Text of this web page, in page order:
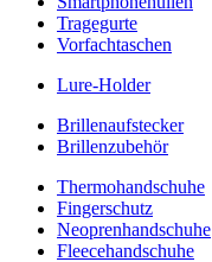
Tragegurte
Vorfachtaschen
Lure-Holder
Brillenaufstecker
Brillenzubehör
Thermohandschuhe
Fingerschutz
Neoprenhandschuhe
Fleecehandschuhe